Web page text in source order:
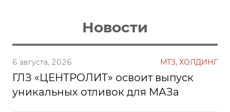
Новости
6 августа, 2026 МТЗ, ХОЛДИНГ
ГЛЗ «ЦЕНТРОЛИТ» освоит выпуск
уникальных отливок для МАЗа